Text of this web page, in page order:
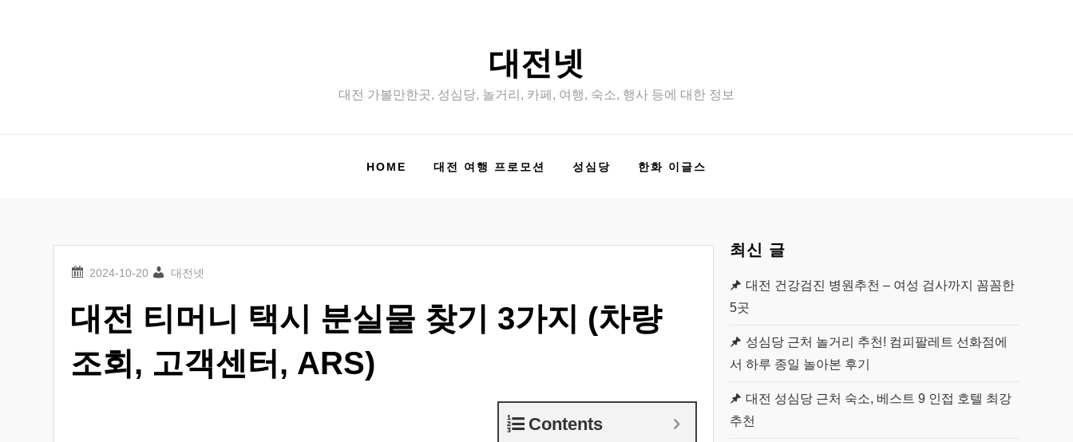
대전넷
대전 가볼만한곳, 성심당, 놀거리, 카페, 여행, 숙소, 행사 등에 대한 정보
HOME 대전 여행 프로모션 성심당 한화 이글스
대전넷
대전 티머니 택시 분실물 찾기 3가지 (차량
조회, 고객센터, ARS)
Contents
최신 글
대전 건강검진 병원추천 – 여성 검사까지 꼼꼼한
5곳
성심당 근처 놀거리 추천! 컴피팔레트 선화점에
서 하루 종일 놀아본 후기
대전 성심당 근처 숙소, 베스트 9 인접 호텔 최강
추천